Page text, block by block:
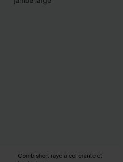
Combishort rayé à col cranté et